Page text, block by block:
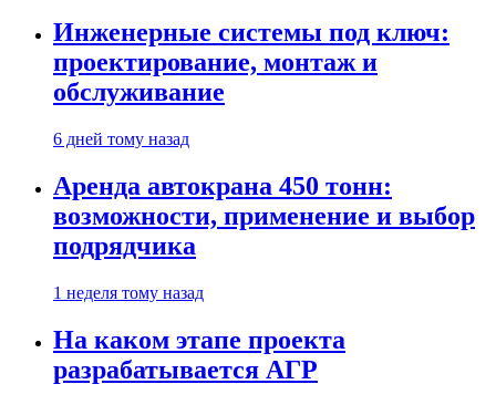
Инженерные системы под ключ:
проектирование, монтаж и
обслуживание
6 дней тому назад
Аренда автокрана 450 тонн:
возможности, применение и выбор
подрядчика
1 неделя тому назад
На каком этапе проекта
разрабатывается АГР